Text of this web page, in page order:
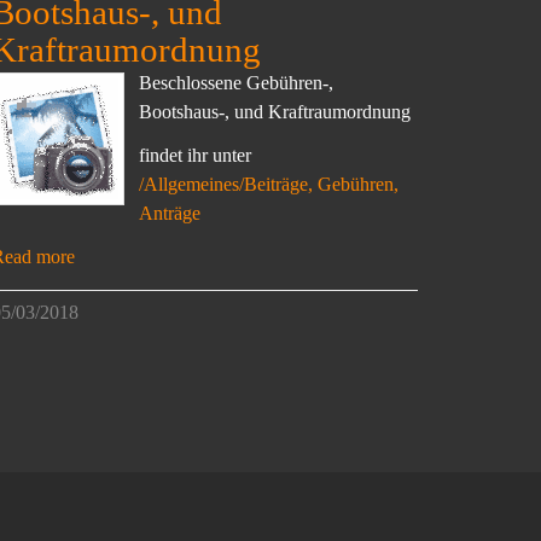
, und
Beschlossene Gebühren-,
Bootshaus-, und Kraftraumordnung
findet ihr unter
/Allgemeines/Beiträge, Gebühren,
Anträge
more
03/2018